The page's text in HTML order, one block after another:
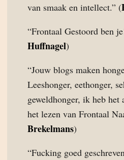
van smaak en intellect.” (
“Frontaal Gestoord ben
Huffnagel)
“Jouw blogs maken
Leeshonger, eethonger,
geweldhonger, ik heb het
het lezen van Frontaal
Brekelmans)
“Fucking goed